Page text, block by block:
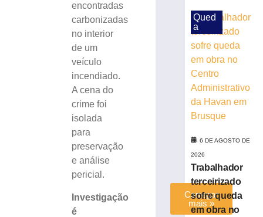
encontradas
carbonizadas
no interior
de um
veículo
incendiado.
A cena do
crime foi
isolada
para
preservação
e análise
pericial.
Investigação
é
margens
Papanduva
agosto
Carregar
mais »
Qued
a
6 DE AGOSTO DE
2026
Trabalhador
terceirizado
sofre queda
em obra no